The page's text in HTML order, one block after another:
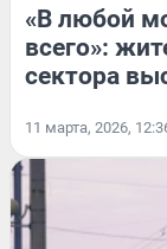
«В любой
всего»:
сектора
11 марта, 2026,